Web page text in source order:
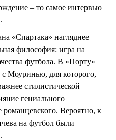
– то самое интервью
«Спартака» нагляднее
философия: игра на
футбола. В «Порту»
Моуринью, для которого,
стилистической
гениального
романцевского. Вероятно, к
на футбол были